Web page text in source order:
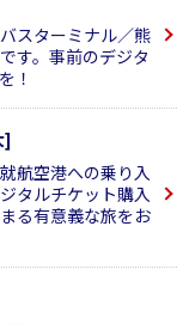
スターミナル／熊
す。事前のデジタ
！
]
航空港への乗り入
タルチケット購入
る有意義な旅をお